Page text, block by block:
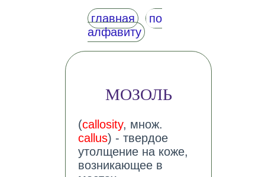
главная
по
алфавиту
МОЗОЛЬ
(callosity, множ.
callus) - твердое
утолщение на коже,
возникающее в